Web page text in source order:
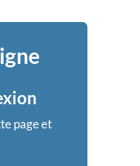
page et